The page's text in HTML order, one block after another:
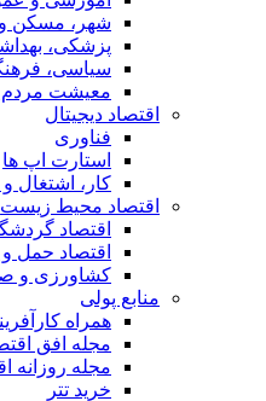
شهر، مسکن
پزشکی،
سیاسی،
معیشت مردم
اقتصاد دیجیتال
فناوری
استارت اپ ها
کار، اشتغال و
اقتصاد محیط زیست
اقتصاد
اقتصاد حمل
کشاورزی و
منابع پولی
همراه
مجله افق
مجله روزانه
خرید تتر